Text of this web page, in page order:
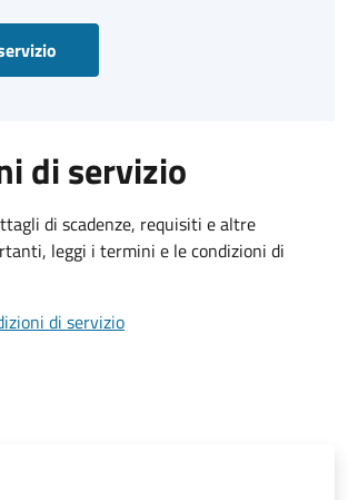
di servizio
di scadenze, requisiti e altre
leggi i termini e le condizioni di
di servizio